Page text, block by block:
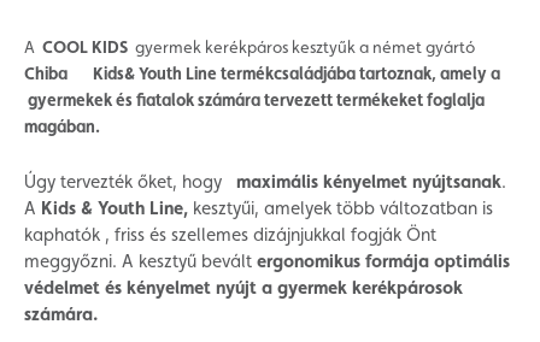
A COOL KIDS gyermek kerékpáros kesztyűk a német gyártó
Chiba
Kids& Youth Line termékcsaládjába tartoznak, amely a
gyermekek és fiatalok számára tervezett termékeket foglalja
magában.
Úgy tervezték őket, hogy maximális kényelmet nyújtsanak.
A Kids & Youth Line, kesztyűi, amelyek több változatban is
kaphatók , friss és szellemes dizájnjukkal fogják Önt
meggyőzni. A kesztyű bevált ergonomikus formája optimális
védelmet és kényelmet nyújt a gyermek kerékpárosok
számára.